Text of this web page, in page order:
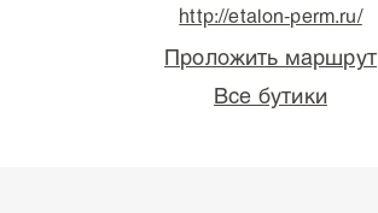
http://etalon-perm.ru/
Проложить маршрут
Все бутики